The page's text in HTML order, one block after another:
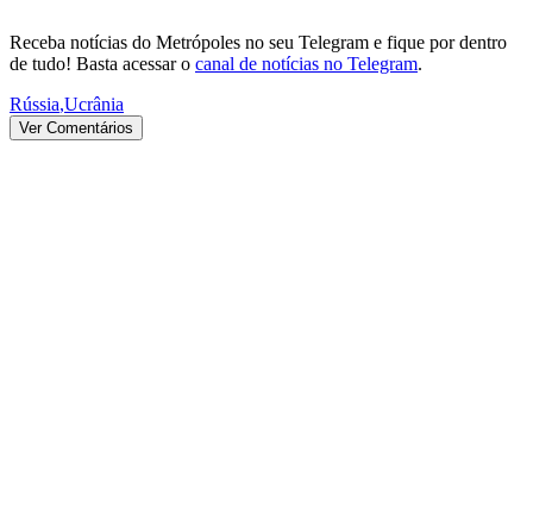
Receba notícias do Metrópoles no seu Telegram e fique por dentro
de tudo! Basta acessar o canal de notícias no Telegram.
Rússia,Ucrânia
Ver Comentários